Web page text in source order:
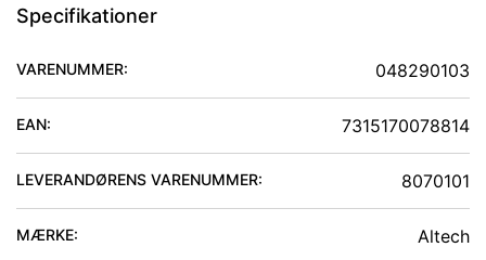
Specifikationer
VARENUMMER: 048290103
EAN: 7315170078814
LEVERANDØRENS VARENUMMER: 8070101
MÆRKE: Altech